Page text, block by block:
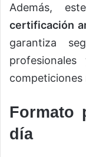
Además,
certificación
garantiza
competiciones
Formato
día